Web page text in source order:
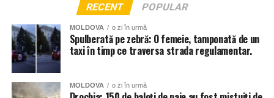
RECENT POPULAR
MOLDOVA o zi în urmă
Spulberată pe zebră: O femeie, tamponată de un
taxi în timp ce traversa strada regulamentar.
MOLDOVA o zi în urmă